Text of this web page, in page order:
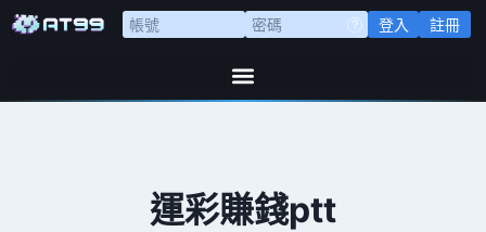
登入 註冊
運彩賺錢ptt